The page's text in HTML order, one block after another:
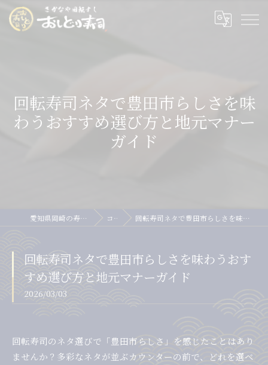
回転寿司ネタで豊田市らしさを味
わうおすすめ選び方と地元マナー
ガイド
愛知県岡崎の寿司ならおしどり寿司 コラム 回転寿司ネタで豊田市らしさを味わうおすすめ選び方と地元マナーガイド
回転寿司ネタで豊田市らしさを味わうおす
すめ選び方と地元マナーガイド
2026/03/03
回転寿司のネタ選びで「豊田市らしさ」を感じたことはあり
ませんか？多彩なネタが並ぶカウンターの前で、どれを選べ